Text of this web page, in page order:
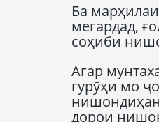
Ба
мегардад,
соҳиби
Агар
гурӯҳи мо
дорои